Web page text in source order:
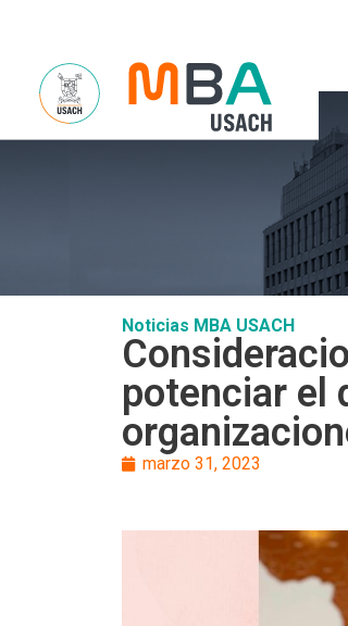
Noticias MBA USACH
potenciar el
marzo 31, 2023